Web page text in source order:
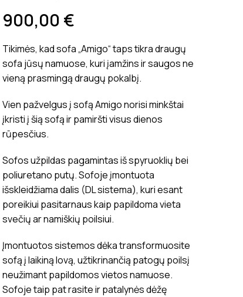
900,00 €
Tikimės, kad sofa „Amigo“ taps tikra draugų
sofa jūsų namuose, kuri įamžins ir saugos ne
vieną prasmingą draugų pokalbį.
Vien pažvelgus į sofą Amigo norisi minkštai
įkristi į šią sofą ir pamiršti visus dienos
rūpesčius.
Sofos užpildas pagamintas iš spyruoklių bei
poliuretano putų. Sofoje įmontuota
išskleidžiama dalis (DL sistema), kuri esant
poreikiui pasitarnaus kaip papildoma vieta
svečių ar namiškių poilsiui.
Įmontuotos sistemos dėka transformuosite
sofą į laikiną lovą, užtikrinančią patogų poilsį
neužimant papildomos vietos namuose.
Sofoje taip pat rasite ir patalynės dėžę